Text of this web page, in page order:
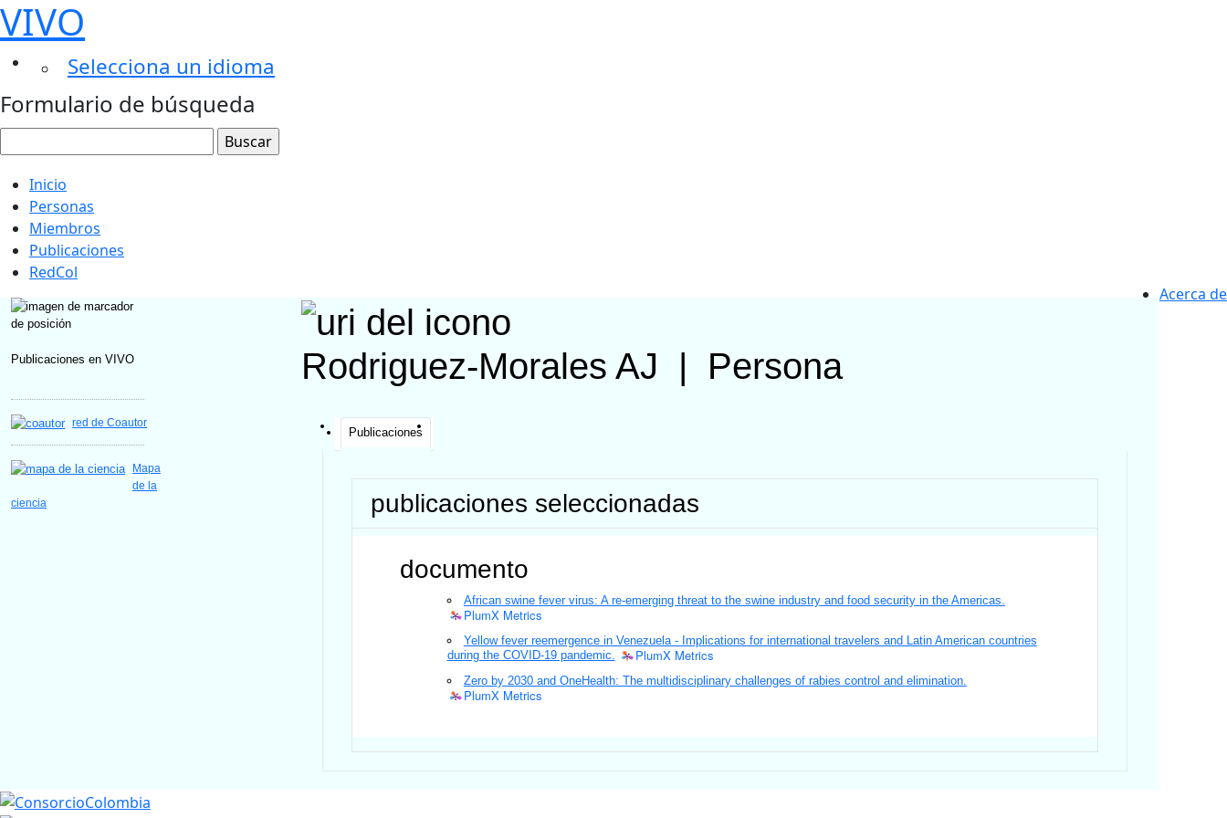
VIVO
Selecciona un idioma
Formulario de búsqueda
Inicio
Personas
Miembros
Publicaciones
RedCol
Acerca de
Publicaciones en VIVO
red de Coautor
Mapa
de la
ciencia
Rodriguez-Morales AJ Persona
Publicaciones
publicaciones seleccionadas
documento
African swine fever virus: A re-emerging threat to the swine industry and food security in the Americas.
PlumX Metrics
Yellow fever reemergence in Venezuela - Implications for international travelers and Latin American countries
during the COVID-19 pandemic.
PlumX Metrics
Zero by 2030 and OneHealth: The multidisciplinary challenges of rabies control and elimination.
PlumX Metrics